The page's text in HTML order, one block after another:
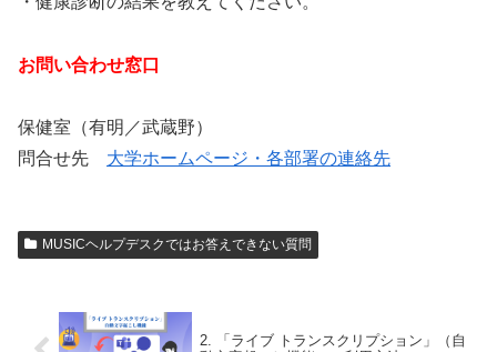
お問い合わせ窓口
保健室（有明／武蔵野）
問合せ先 大学ホームページ・各部署の連絡先
MUSICヘルプデスクではお答えできない質問
2. 「ライブ トランスクリプション」（自